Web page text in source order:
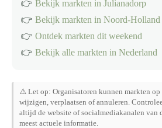
👉 Bekijk markten in Julianadorp
👉 Bekijk markten in Noord-Holland
👉 Ontdek markten dit weekend
👉 Bekijk alle markten in Nederland
⚠️ Let op: Organisatoren kunnen markten op
wijzigen, verplaatsen of annuleren.
altijd de website of socialmediakanalen van
meest actuele informatie.